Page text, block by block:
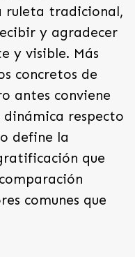
ruleta tradicional,
y agradecer
y visible. Más
concretos de
antes conviene
respecto
define la
que
comunes que